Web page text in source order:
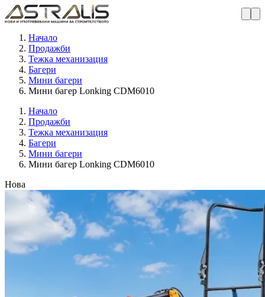
Начало
Продажби
Тежка механизация
Багери
Мини багери
Мини багер Lonking CDM6010
Начало
Продажби
Тежка механизация
Багери
Мини багери
Мини багер Lonking CDM6010
Нова